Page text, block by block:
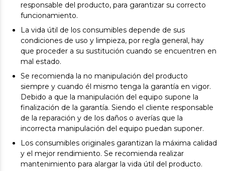
responsable del producto, para garantizar su correcto
funcionamiento.
La vida útil de los consumibles depende de sus
condiciones de uso y limpieza, por regla general, hay
que proceder a su sustitución cuando se encuentren en
mal estado.
Se recomienda la no manipulación del producto
siempre y cuando él mismo tenga la garantía en vigor.
Debido a que la manipulación del equipo supone la
finalización de la garantía. Siendo el cliente responsable
de la reparación y de los daños o averías que la
incorrecta manipulación del equipo puedan suponer.
Los consumibles originales garantizan la máxima calidad
y el mejor rendimiento. Se recomienda realizar
mantenimiento para alargar la vida útil del producto.